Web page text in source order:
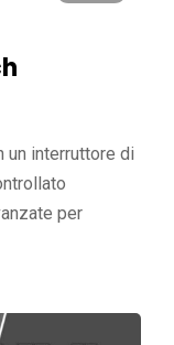
un interruttore di
per